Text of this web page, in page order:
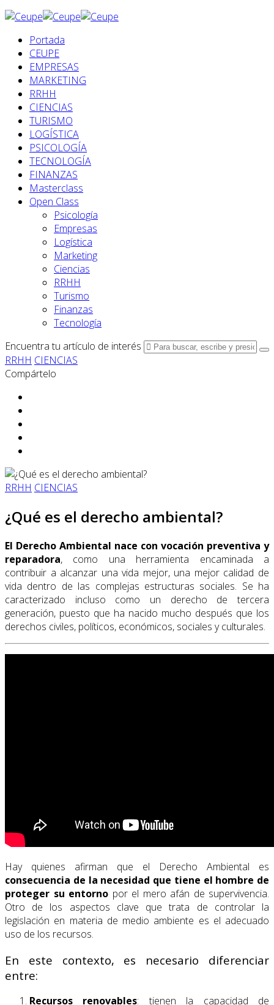
Portada
CEUPE
EMPRESAS
MARKETING
RRHH
CIENCIAS
TURISMO
LOGÍSTICA
PSICOLOGÍA
TECNOLOGÍA
FINANZAS
Masterclass
Open Class
Psicología
Empresas
Logística
Marketing
Ciencias
RRHH
Turismo
Finanzas
Tecnología
Encuentra tu artículo de interés
RRHH CIENCIAS
Compártelo
RRHH CIENCIAS
¿Qué es el derecho ambiental?
El Derecho Ambiental nace con vocación preventiva y
reparadora, como una herramienta encaminada a
contribuir a alcanzar una vida mejor, una mejor calidad de
vida dentro de las complejas estructuras sociales. Se ha
caracterizado incluso como un derecho de tercera
generación, puesto que ha nacido mucho después que los
derechos civiles, políticos, económicos, sociales y culturales.
Hay quienes afirman que el Derecho Ambiental es
consecuencia de la necesidad que tiene el hombre de
proteger su entorno por el mero afán de supervivencia.
Otro de los aspectos clave que trata de controlar la
legislación en materia de medio ambiente es el adecuado
uso de los recursos.
En este contexto, es necesario diferenciar
entre:
Recursos renovables: tienen la capacidad de